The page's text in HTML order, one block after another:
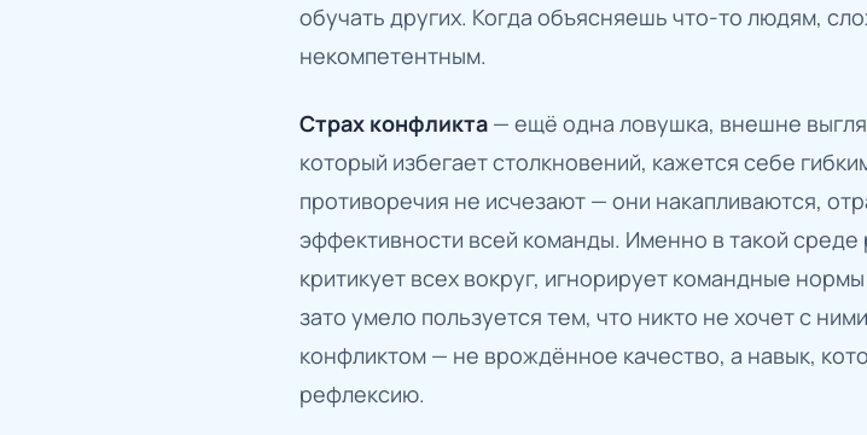
обучать других. Когда объясняешь что-то людям,
некомпетентным.
Страх конфликта — ещё одна ловушка, внешне
который избегает столкновений, кажется себе
противоречия не исчезают — они накапливаются,
эффективности всей команды. Именно в такой среде
критикует всех вокруг, игнорирует командные
зато умело пользуется тем, что никто не хочет с
конфликтом — не врождённое качество, а навык,
рефлексию.